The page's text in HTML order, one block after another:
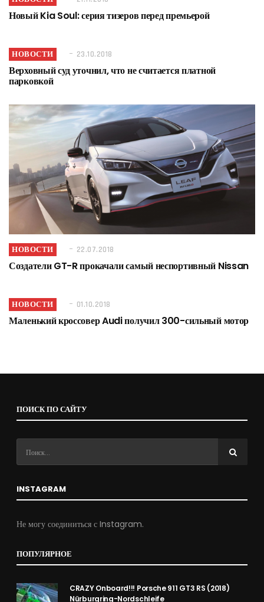
Новый Kia Soul: серия тизеров перед премьерой
НОВОСТИ 23.10.2018
Верховный суд уточнил, что не считается платной
парковкой
НОВОСТИ 22.07.2018
Создатели GT-R прокачали самый неспортивный Nissan
НОВОСТИ 01.10.2018
Маленький кроссовер Audi получил 300-сильный мотор
ПОИСК ПО САЙТУ
INSTAGRAM
Не могу соединиться с Instagram.
ПОПУЛЯРНОЕ
CRAZY Onboard!!! Porsche 911 GT3 RS (2018)
Nürburgring-Nordschleife